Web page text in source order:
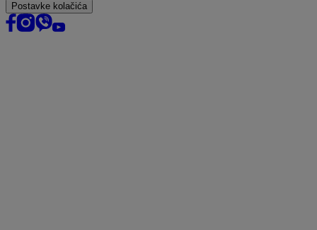
Postavke kolačića